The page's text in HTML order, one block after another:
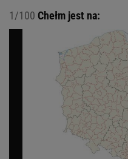
1/100 Chełm jest na: